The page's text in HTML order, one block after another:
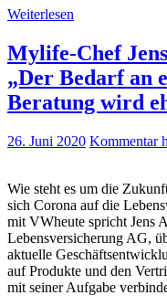
Weiterlesen
Mylife-Chef
„Der Bedarf an
Beratung wird
26. Juni 2020 Kommentar
Wie steht es um die
sich Corona auf die
mit VWheute spricht Jens
Lebensversicherung AG,
aktuelle
auf Produkte und den
mit seiner Aufgabe